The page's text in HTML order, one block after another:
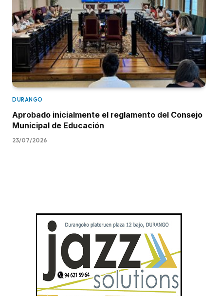
DURANGO
Aprobado inicialmente el reglamento del Consejo
Municipal de Educación
23/07/2026